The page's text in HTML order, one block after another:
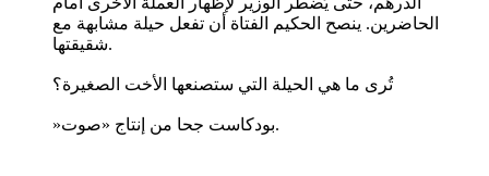
الحاضرين. ينصح الحكيم الفتاة أن تفعل حيلة مشابهة مع
شقيقتها.
تُرى ما هي الحيلة التي ستصنعها الأخت الصغيرة؟
»بودكاست جحا من إنتاج «صوت.